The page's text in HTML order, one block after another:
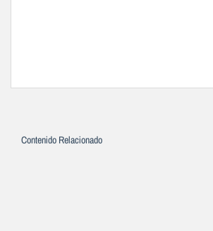
Contenido Relacionado